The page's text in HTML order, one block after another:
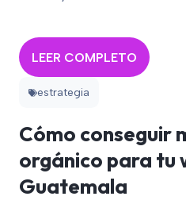
LEER COMPLETO
estrategia
Cómo conseguir
orgánico para tu
Guatemala